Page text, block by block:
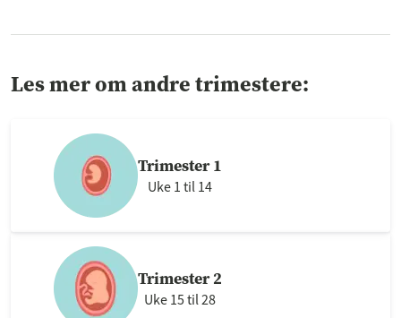
Les mer om andre trimestere:
Trimester 1
Uke 1 til 14
Trimester 2
Uke 15 til 28